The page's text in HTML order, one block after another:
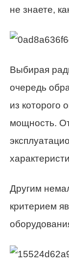
не знаете,
Выбирая
очередь
из которого
мощность.
Другим
критерием